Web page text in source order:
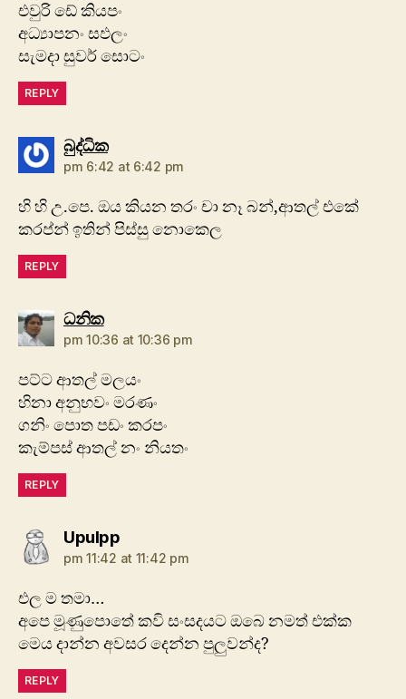
එවුරි ඩේ කියපං
අධ්‍යාපනං සඵලං
සැමදා සුවර් සොටං
REPLY
බුද්ධිකsays:
pm 6:42 at 6:42 pm
හි හි උ.පෙ. ඔය කියන තරං චා නෑ බන්,ආතල් එකේ
කරප්න් ඉතින් පිස්සු නොකෙල
REPLY
ධනිකsays:
pm 10:36 at 10:36 pm
පට්ට ආතල් මලයං
හිනා අනුභවං මරණං
ගනිං පොත පඩං කරපං
කැම්පස් ආතල් නං නියතං
REPLY
Upulppsays:
pm 11:42 at 11:42 pm
එල ම තමා…
අපෙ මූණුපොතේ කවි සංසදයට ඔබෙ නමත් එක්ක
මෙය දාන්න අවසර දෙන්න පුලුවන්ද?
REPLY